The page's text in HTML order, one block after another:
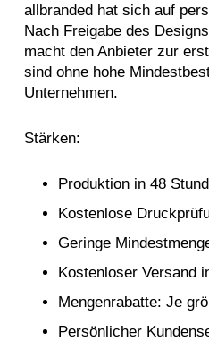
allbranded hat sich auf
Nach Freigabe des
macht den Anbieter zur
sind ohne hohe
Unternehmen.
Stärken:
Produktion in 48
Kostenlose
Geringe
Kostenloser Versand
Mengenrabatte: Je
Persönlicher